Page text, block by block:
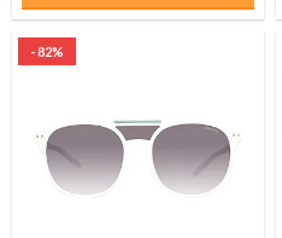
- 82%